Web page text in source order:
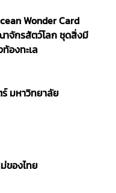
Wonder Card
จักรสัตว์โลก ชุดสิ่งมี
องทะเล
มหาวิทยาลัย
ของไทย